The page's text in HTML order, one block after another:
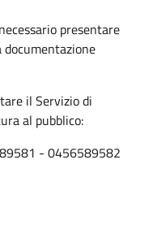
presentare
documentazione
il Servizio di
al pubblico:
- 0456589582